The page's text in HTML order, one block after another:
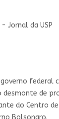
Jornal da USP
federal
de
do Centro
Bolsonaro.